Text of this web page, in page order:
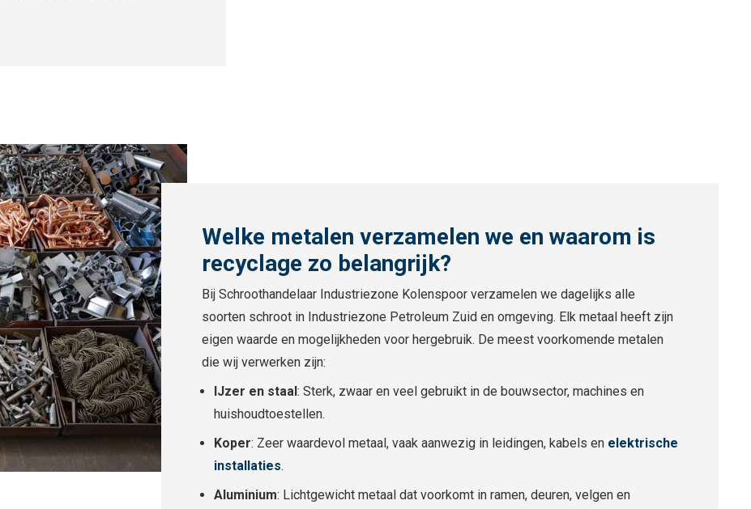
Welke metalen verzamelen we en waarom is
recyclage zo belangrijk?
Bij Schroothandelaar Industriezone Kolenspoor verzamelen we dagelijks alle
soorten schroot in Industriezone Petroleum Zuid en omgeving. Elk metaal heeft zijn
eigen waarde en mogelijkheden voor hergebruik. De meest voorkomende metalen
die wij verwerken zijn:
IJzer en staal : Sterk, zwaar en veel gebruikt in de bouwsector, machines en
huishoudtoestellen.
Koper: Zeer waardevol metaal, vaak aanwezig in leidingen, kabels en elektrische
installaties.
Aluminium: Lichtgewicht metaal dat voorkomt in ramen, deuren, velgen en